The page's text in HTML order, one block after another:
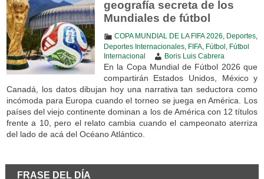
geografía secreta de los
Mundiales de fútbol
COPA MUNDIAL DE LA FIFA 2026 Deportes,
Deportes Internacionales, FIFA, Fútbol
Fútbol
Internacional
Boris Luis Cabrera
En la Copa Mundial de Fútbol 2026 que
compartirán Estados Unidos, México y
Canadá, los datos dibujan hoy una narrativa tan seductora como
incómoda para Europa cuando el torneo se juega en América. Los
países del viejo continente dominan a los de América con 12 títulos
frente a 10, pero el relato cambia cuando el campeonato aterriza
del lado de acá del Océano Atlántico.
FRASE DEL DÍA